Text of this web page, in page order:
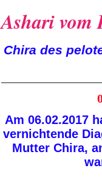
Ashari vom
Chira des
Am 06.02.2017
vernichtende
Mutter Chira,